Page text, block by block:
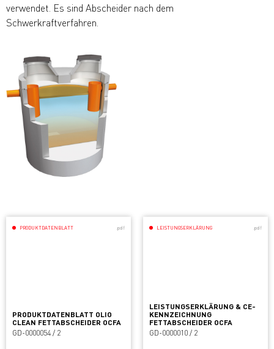
verwendet. Es sind Abscheider nach dem
Schwerkraftverfahren.
LEISTUNGSERKLÄRUNG .pdf
LEISTUNGSERKLÄRUNG & CE-
KENNZEICHNUNG
FETTABSCHEIDER OCFA
GD-0000010 / 2
PRODUKTDATENBLATT .pdf
PRODUKTDATENBLATT OLIO
CLEAN FETTABSCHEIDER OCFA
GD-0000054 / 2